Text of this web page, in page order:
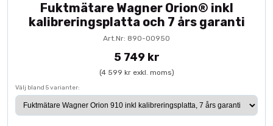
Fuktmätare Wagner Orion® inkl
kalibreringsplatta och 7 års garanti
Art.Nr: 890-00950
5 749 kr
(4 599 kr exkl. moms)
Välj bland 5 varianter: